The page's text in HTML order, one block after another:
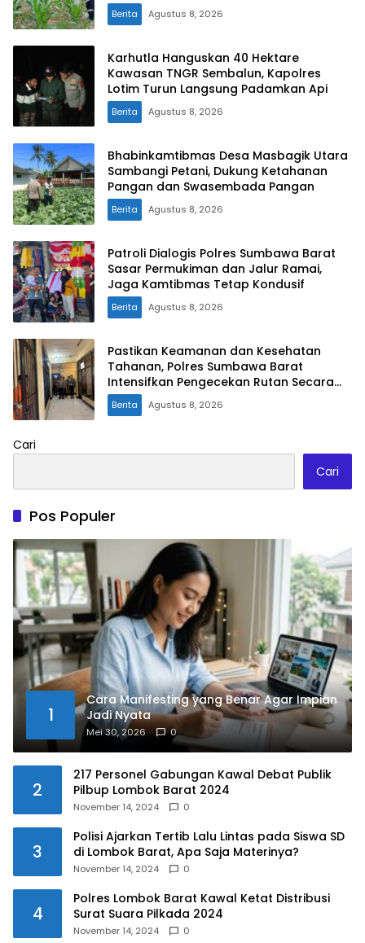
Berita Agustus 8, 2026
Karhutla Hanguskan 40 Hektare
Kawasan TNGR Sembalun, Kapolres
Lotim Turun Langsung Padamkan Api
Berita Agustus 8, 2026
Bhabinkamtibmas Desa Masbagik Utara
Sambangi Petani, Dukung Ketahanan
Pangan dan Swasembada Pangan
Berita Agustus 8, 2026
Patroli Dialogis Polres Sumbawa Barat
Sasar Permukiman dan Jalur Ramai,
Jaga Kamtibmas Tetap Kondusif
Berita Agustus 8, 2026
Pastikan Keamanan dan Kesehatan
Tahanan, Polres Sumbawa Barat
Intensifkan Pengecekan Rutan Secara
Berkala
Berita Agustus 8, 2026
Cari
Cari
Pos Populer
1
Cara Manifesting yang Benar Agar Impian
Jadi Nyata
Mei 30, 2026 0
2
217 Personel Gabungan Kawal Debat Publik
Pilbup Lombok Barat 2024
November 14, 2024 0
3
Polisi Ajarkan Tertib Lalu Lintas pada Siswa SD
di Lombok Barat, Apa Saja Materinya?
November 14, 2024 0
4
Polres Lombok Barat Kawal Ketat Distribusi
Surat Suara Pilkada 2024
November 14, 2024 0